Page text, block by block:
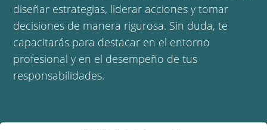
diseñar estrategias, liderar acciones y tomar
decisiones de manera rigurosa. Sin duda, te
capacitarás para destacar en el entorno
profesional y en el desempeño de tus
responsabilidades.